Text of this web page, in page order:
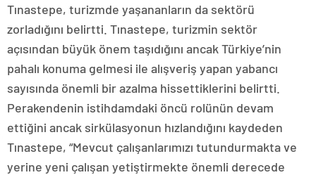
Tınastepe, turizmde yaşananların da sektörü
zorladığını belirtti. Tınastepe, turizmin sektör
açısından büyük önem taşıdığını ancak Türkiye’nin
pahalı konuma gelmesi ile alışveriş yapan yabancı
sayısında önemli bir azalma hissettiklerini belirtti.
Perakendenin istihdamdaki öncü rolünün devam
ettiğini ancak sirkülasyonun hızlandığını kaydeden
Tınastepe, “Mevcut çalışanlarımızı tutundurmakta ve
yerine yeni çalışan yetiştirmekte önemli derecede